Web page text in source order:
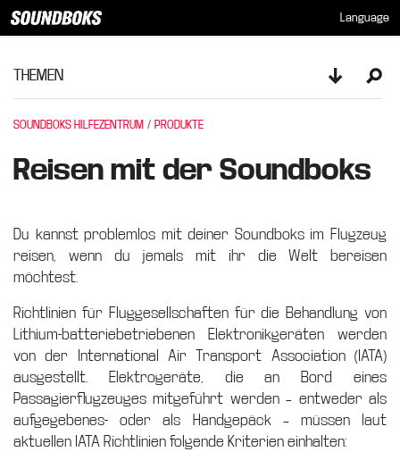
Language
THEMEN
Toggle
SOUNDBOKS HILFEZENTRUM PRODUKTE
Reisen mit der Soundboks
Du kannst problemlos mit deiner Soundboks im Flugzeug
reisen, wenn du jemals mit ihr die Welt bereisen
möchtest.
Richtlinien für Fluggesellschaften für die Behandlung von
Lithium-batteriebetriebenen Elektronikgeräten werden
von der International Air Transport Association (IATA)
ausgestellt. Elektrogeräte, die an Bord eines
Passagierflugzeuges mitgeführt werden – entweder als
aufgegebenes- oder als Handgepäck – müssen laut
aktuellen IATA Richtlinien folgende Kriterien einhalten: